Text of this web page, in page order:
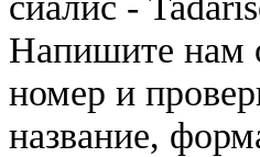
Напишите нам
номер и
название,